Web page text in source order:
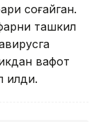
соғайган.
ташкил
вафот